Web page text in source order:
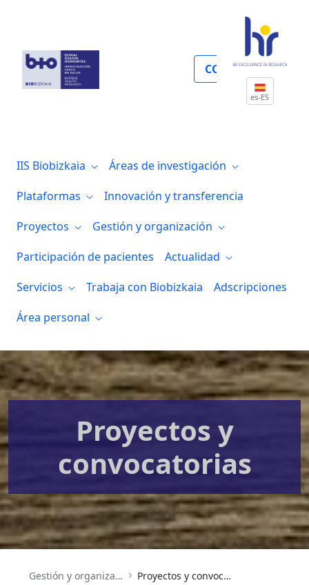
COLABORA
es-ES
IIS Biobizkaia
Áreas de investigación
Plataformas
Innovación y transferencia
Proyectos
Gestión y organización
Participación de pacientes
Actualidad
Servicios
Trabaja con Biobizkaia
Adscripciones
Área personal
Proyectos y
convocatorias
Gestión y organización Proyectos y convocatorias